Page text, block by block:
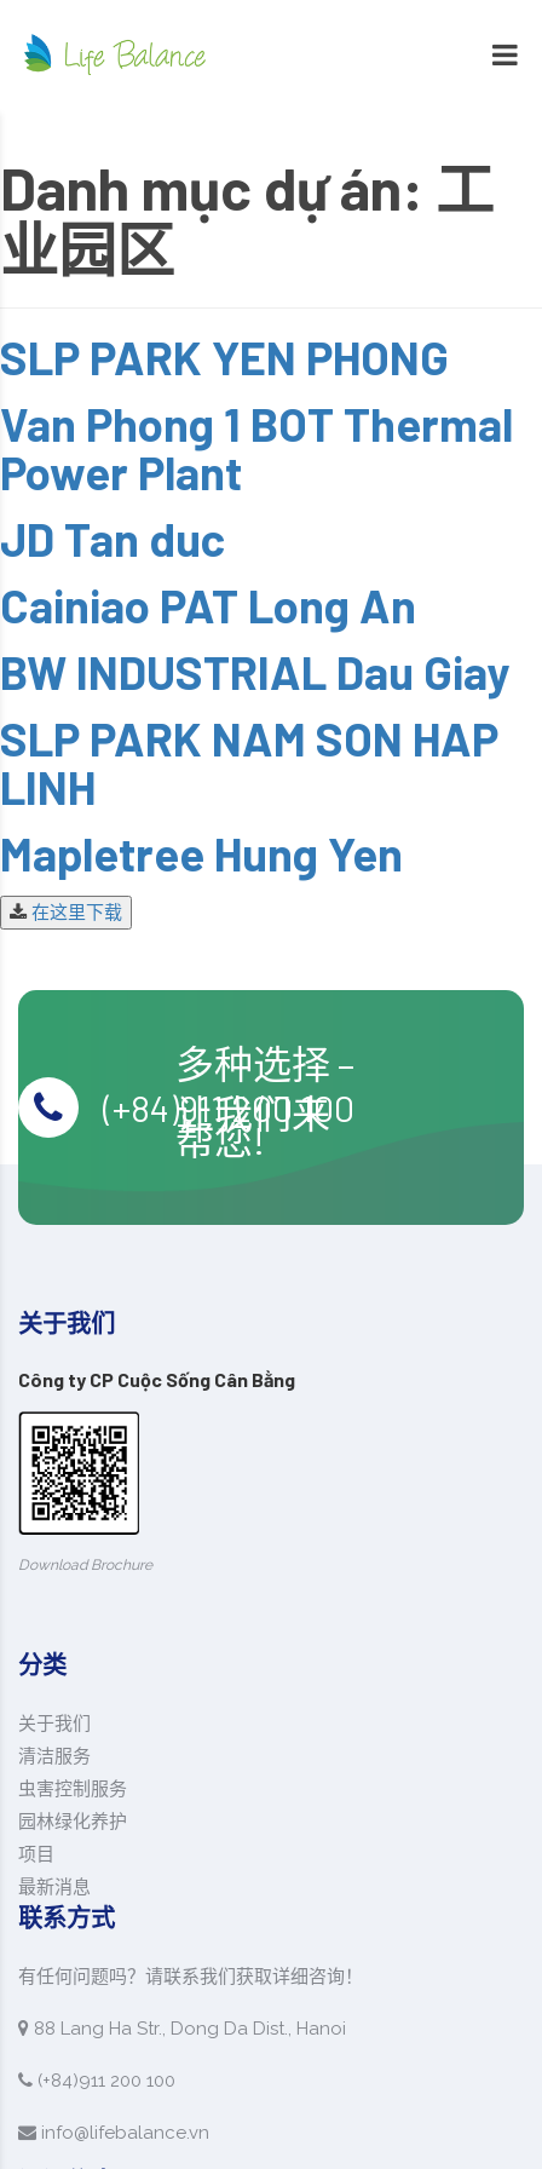
Danh mục dự án: 工
业园区
SLP PARK YEN PHONG
Van Phong 1 BOT Thermal
Power Plant
JD Tan duc
Cainiao PAT Long An
BW INDUSTRIAL Dau Giay
SLP PARK NAM SON HAP
LINH
Mapletree Hung Yen
在这里下载
多种选择 –
让我们来
帮您!
(+84)911 200 100
关于我们
Công ty CP Cuộc Sống Cân Bằng
Download Brochure
分类
关于我们
清洁服务
虫害控制服务
园林绿化养护
项目
最新消息
联系方式
有任何问题吗？请联系我们获取详细咨询！
88 Lang Ha Str., Dong Da Dist., Hanoi
(+84)911 200 100
info@lifebalance.vn